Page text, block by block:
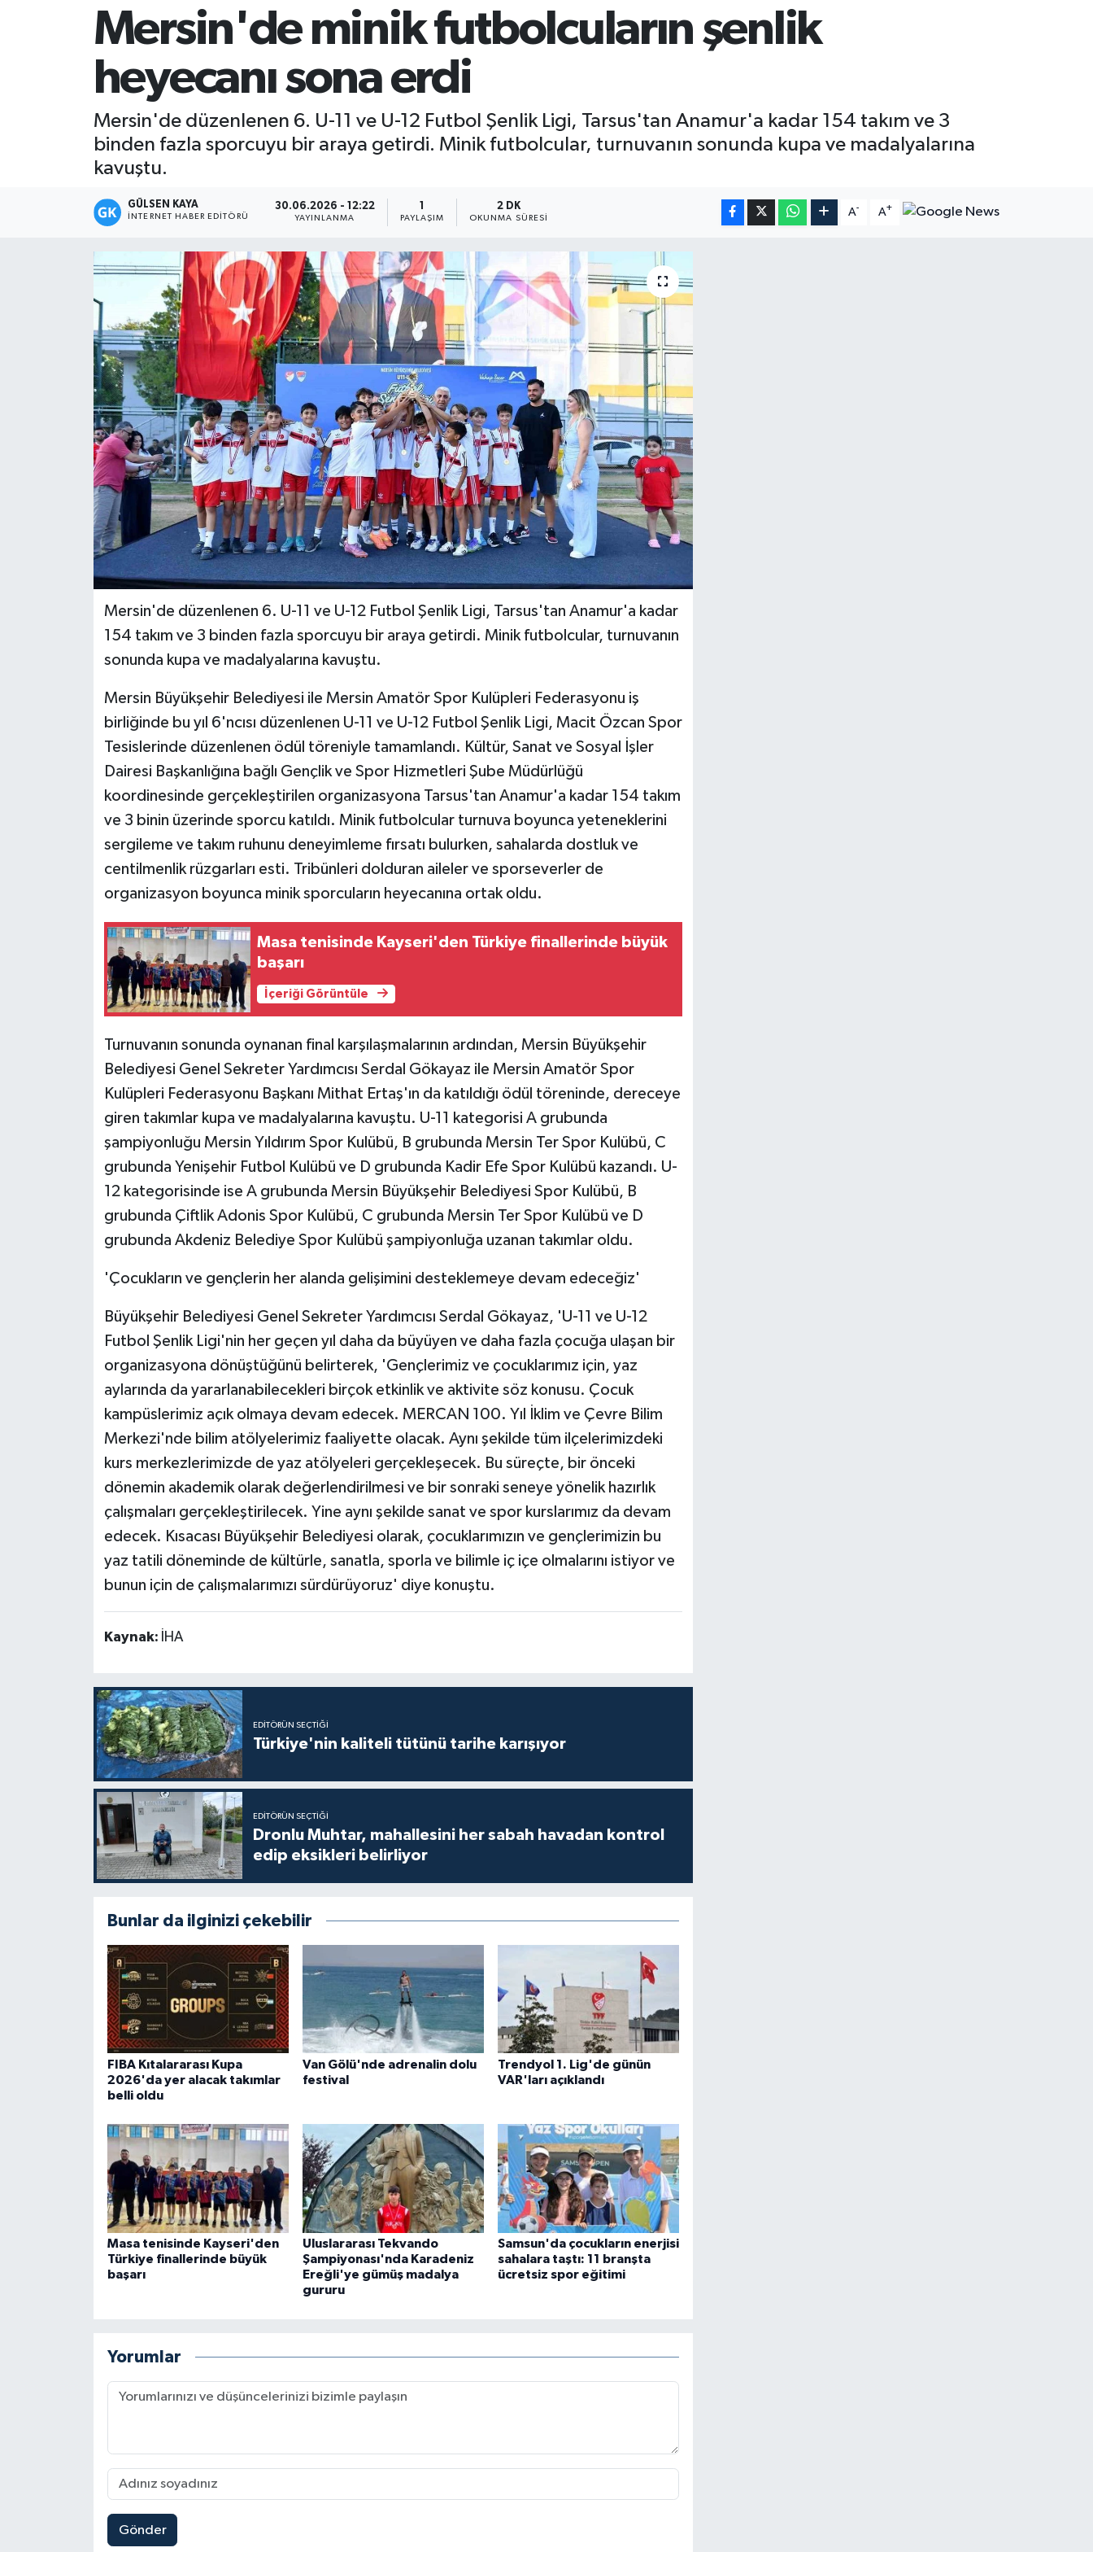
Mersin'de minik futbolcuların şenlik
heyecanı sona erdi
Mersin'de düzenlenen 6. U-11 ve U-12 Futbol Şenlik Ligi, Tarsus'tan Anamur'a kadar 154 takım ve 3
binden fazla sporcuyu bir araya getirdi. Minik futbolcular, turnuvanın sonunda kupa ve madalyalarına
kavuştu.
GÜLSEN KAYA
İNTERNET HABER EDITÖRÜ
30.06.2026 - 12:22
YAYINLANMA PAYLAŞIM
2 DK
OKUNMA SÜRESI
A- A+
Mersin'de düzenlenen 6. U-11 ve U-12 Futbol Şenlik Ligi, Tarsus'tan Anamur'a kadar
154 takım ve 3 binden fazla sporcuyu bir araya getirdi. Minik futbolcular, turnuvanın
sonunda kupa ve madalyalarına kavuştu.
Mersin Büyükşehir Belediyesi ile Mersin Amatör Spor Kulüpleri Federasyonu iş
birliğinde bu yıl 6'ncısı düzenlenen U-11 ve U-12 Futbol Şenlik Ligi, Macit Özcan Spor
Tesislerinde düzenlenen ödül töreniyle tamamlandı. Kültür, Sanat ve Sosyal İşler
Dairesi Başkanlığına bağlı Gençlik ve Spor Hizmetleri Şube Müdürlüğü
koordinesinde gerçekleştirilen organizasyona Tarsus'tan Anamur'a kadar 154 takım
ve 3 binin üzerinde sporcu katıldı. Minik futbolcular turnuva boyunca yeteneklerini
sergileme ve takım ruhunu deneyimleme fırsatı bulurken, sahalarda dostluk ve
centilmenlik rüzgarları esti. Tribünleri dolduran aileler ve sporseverler de
organizasyon boyunca minik sporcuların heyecanına ortak oldu.
Masa tenisinde Kayseri'den Türkiye finallerinde büyük
başarı
İçeriği Görüntüle
Turnuvanın sonunda oynanan final karşılaşmalarının ardından, Mersin Büyükşehir
Belediyesi Genel Sekreter Yardımcısı Serdal Gökayaz ile Mersin Amatör Spor
Kulüpleri Federasyonu Başkanı Mithat Ertaş'ın da katıldığı ödül töreninde, dereceye
giren takımlar kupa ve madalyalarına kavuştu. U-11 kategorisi A grubunda
şampiyonluğu Mersin Yıldırım Spor Kulübü, B grubunda Mersin Ter Spor Kulübü, C
grubunda Yenişehir Futbol Kulübü ve D grubunda Kadir Efe Spor Kulübü kazandı. U-
12 kategorisinde ise A grubunda Mersin Büyükşehir Belediyesi Spor Kulübü, B
grubunda Çiftlik Adonis Spor Kulübü, C grubunda Mersin Ter Spor Kulübü ve D
grubunda Akdeniz Belediye Spor Kulübü şampiyonluğa uzanan takımlar oldu.
'Çocukların ve gençlerin her alanda gelişimini desteklemeye devam edeceğiz'
Büyükşehir Belediyesi Genel Sekreter Yardımcısı Serdal Gökayaz, 'U-11 ve U-12
Futbol Şenlik Ligi'nin her geçen yıl daha da büyüyen ve daha fazla çocuğa ulaşan bir
organizasyona dönüştüğünü belirterek, 'Gençlerimiz ve çocuklarımız için, yaz
aylarında da yararlanabilecekleri birçok etkinlik ve aktivite söz konusu. Çocuk
kampüslerimiz açık olmaya devam edecek. MERCAN 100. Yıl İklim ve Çevre Bilim
Merkezi'nde bilim atölyelerimiz faaliyette olacak. Aynı şekilde tüm ilçelerimizdeki
kurs merkezlerimizde de yaz atölyeleri gerçekleşecek. Bu süreçte, bir önceki
dönemin akademik olarak değerlendirilmesi ve bir sonraki seneye yönelik hazırlık
çalışmaları gerçekleştirilecek. Yine aynı şekilde sanat ve spor kurslarımız da devam
edecek. Kısacası Büyükşehir Belediyesi olarak, çocuklarımızın ve gençlerimizin bu
yaz tatili döneminde de kültürle, sanatla, sporla ve bilimle iç içe olmalarını istiyor ve
bunun için de çalışmalarımızı sürdürüyoruz' diye konuştu.
Kaynak: İHA
EDITÖRÜN SEÇTIĞI
Türkiye'nin kaliteli tütünü tarihe karışıyor
EDITÖRÜN SEÇTIĞI
Dronlu Muhtar, mahallesini her sabah havadan kontrol
edip eksikleri belirliyor
Bunlar da ilginizi çekebilir
FIBA Kıtalararası Kupa
2026'da yer alacak takımlar
belli oldu
Van Gölü'nde adrenalin dolu
festival
Trendyol 1. Lig'de günün
VAR'ları açıklandı
Masa tenisinde Kayseri'den
Türkiye finallerinde büyük
başarı
Uluslararası Tekvando
Şampiyonası'nda Karadeniz
Ereğli'ye gümüş madalya
gururu
Samsun'da çocukların enerjisi
sahalara taştı: 11 branşta
ücretsiz spor eğitimi
Yorumlar
Gönder
Magazin
Mersin Tarihi
Özel Haber
Sürmanşet
Teknoloji